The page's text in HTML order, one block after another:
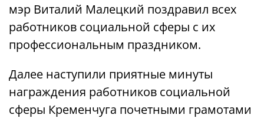
мэр Виталий Малецкий поздравил всех
работников социальной сферы с их
профессиональным праздником.
Далее наступили приятные минуты
награждения работников социальной
сферы Кременчуга почетными грамотами